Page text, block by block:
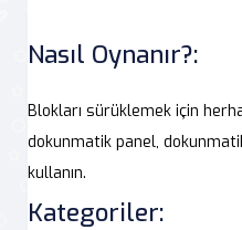
Nasıl Oynanır?:
Blokları sürüklemek için
dokunmatik panel,
kullanın.
Kategoriler: